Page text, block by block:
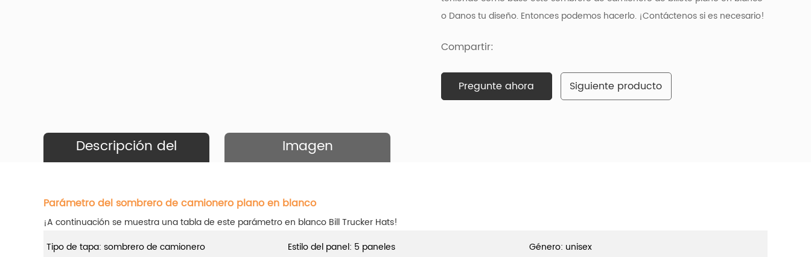
o Danos tu diseño. Entonces podemos hacerlo. ¡Contáctenos si es necesario!
Compartir:
Pregunte ahora Siguiente producto
Descripción del
Imagen
Parámetro del sombrero de camionero plano en blanco
¡A continuación se muestra una tabla de este parámetro en blanco Bill Trucker Hats!
Tipo de tapa: sombrero de camionero
Estilo del panel: 5 paneles Género: unisex